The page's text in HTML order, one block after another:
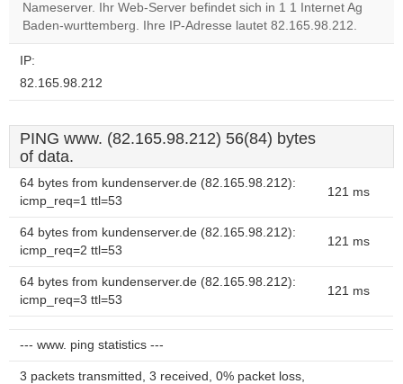
Do you
own this
OK
Nameserver. Ihr Web-Server befindet sich in 1 1 Internet Ag
Baden-wurttemberg. Ihre IP-Adresse lautet 82.165.98.212.
IP:
82.165.98.212
PING www. (82.165.98.212) 56(84) bytes
of data.
64 bytes from kundenserver.de (82.165.98.212):
icmp_req=1 ttl=53
121 ms
64 bytes from kundenserver.de (82.165.98.212):
icmp_req=2 ttl=53
121 ms
64 bytes from kundenserver.de (82.165.98.212):
icmp_req=3 ttl=53
121 ms
--- www. ping statistics ---
3 packets transmitted, 3 received, 0% packet loss,